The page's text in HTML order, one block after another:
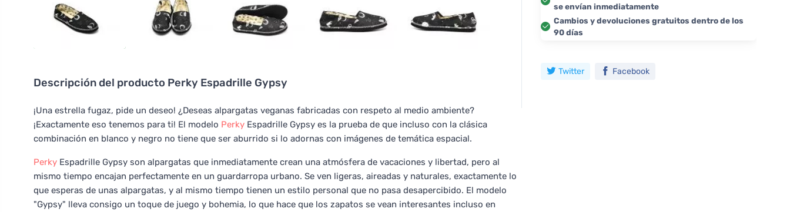
Descripción del producto Perky Espadrille Gypsy
¡Una estrella fugaz, pide un deseo! ¿Deseas alpargatas veganas fabricadas con respeto al medio ambiente?
¡Exactamente eso tenemos para ti! El modelo Perky Espadrille Gypsy es la prueba de que incluso con la clásica
combinación en blanco y negro no tiene que ser aburrido si lo adornas con imágenes de temática espacial.
Perky Espadrille Gypsy son alpargatas que inmediatamente crean una atmósfera de vacaciones y libertad, pero al
mismo tiempo encajan perfectamente en un guardarropa urbano. Se ven ligeras, aireadas y naturales, exactamente lo
que esperas de unas alpargatas, y al mismo tiempo tienen un estilo personal que no pasa desapercibido. El modelo
"Gypsy" lleva consigo un toque de juego y bohemia, lo que hace que los zapatos se vean interesantes incluso en
se envían inmediatamente
Cambios y devoluciones gratuitos dentro de los
90 días
Twitter Facebook